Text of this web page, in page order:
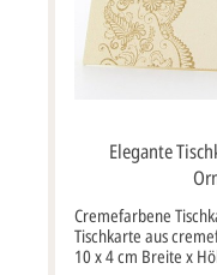
Elegante
Cremefarbene
Tischkarte aus
10 x 4 cm Breite x